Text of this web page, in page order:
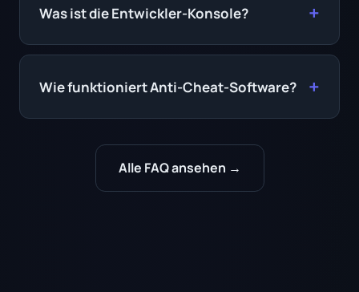
Was ist die Entwickler-Konsole?
Wie funktioniert Anti-Cheat-Software?
Alle FAQ ansehen →